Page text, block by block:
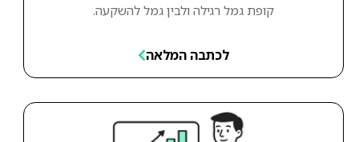
קופת גמל רגילה ולבין גמל להשקעה.
לכתבה המלאה